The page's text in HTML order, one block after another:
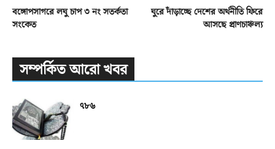
বঙ্গোপসাগরে লঘু চাপ ৩ নং সতর্কতা
সংকেত
ঘুরে দাঁড়াচ্ছে দেশের অর্থনীতি ফিরে
আসছে প্রাণচাঞ্চল্য
সম্পর্কিত আরো খবর
৭৮৬